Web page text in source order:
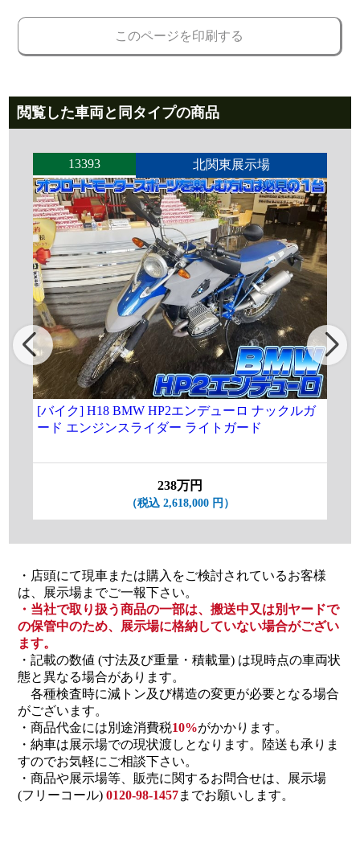
このページを印刷する
閲覧した車両と同タイプの商品
13393 北関東展示場
[バイク] H18 BMW HP2エンデューロ ナックルガ
ード エンジンスライダー ライトガード
238万円
（税込 2,618,000 円）
・店頭にて現車または購入をご検討されているお客様
は、展示場までご一報下さい。
・当社で取り扱う商品の一部は、搬送中又は別ヤードで
の保管中のため、展示場に格納していない場合がござい
ます。
・記載の数値 (寸法及び重量・積載量) は現時点の車両状
態と異なる場合があります。
各種検査時に減トン及び構造の変更が必要となる場合
がございます。
・商品代金には別途消費税10%がかかります。
・納車は展示場での現状渡しとなります。陸送も承りま
すのでお気軽にご相談下さい。
・商品や展示場等、販売に関するお問合せは、展示場
(フリーコール) 0120-98-1457までお願いします。